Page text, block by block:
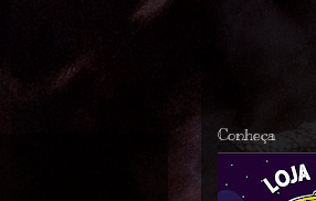
Conheça